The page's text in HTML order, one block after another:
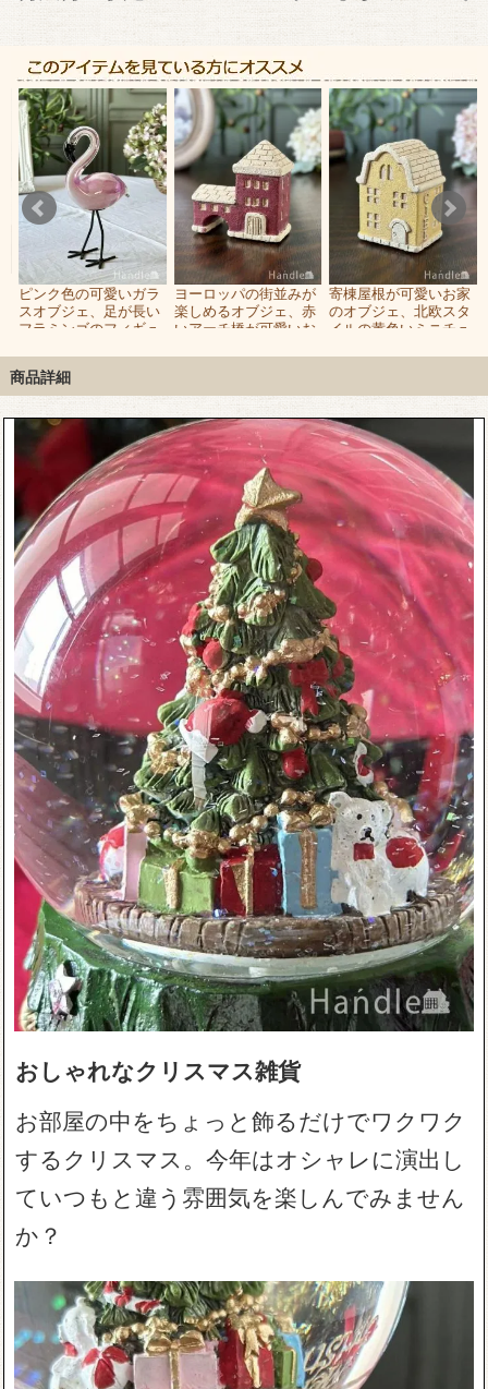
ピンク色の可愛いガラ
スオブジェ、足が長い
フラミンゴのフィギュ
ヨーロッパの街並みが
楽しめるオブジェ、赤
いアーチ橋が可愛いお
寄棟屋根が可愛いお家
のオブジェ、北欧スタ
イルの黄色いミニチュ
商品詳細
おしゃれなクリスマス雑貨
お部屋の中をちょっと飾るだけでワクワク
するクリスマス。今年はオシャレに演出し
ていつもと違う雰囲気を楽しんでみません
か？